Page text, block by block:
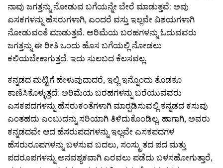
ನಾವು ಜಗತ್ತನ್ನು ನೋಡುವ ಬಗೆಯನ್ನೇ ಬೇರೆ ಮಾಡುತ್ತವೆ: ಅವು
ಎಸಕಗಳನ್ನು ಹೆಸರುಗಳಾಗಿ, ಎಂದರೆ ವಸ್ತು ಇಲ್ಲವೇ ವಿಶಯಗಳಾಗಿ
ನೋಡುವಂತೆ ಮಾಡುತ್ತವೆ. ಅರಿಮೆಯ ಬರಹಗಳನ್ನು ಓದುವವರು
ಜಗತ್ತನ್ನು ಈ ರೀತಿ ಒಂದು ಹೊಸ ಬಗೆಯಲ್ಲಿ ನೋಡಲು
ಕಲಿಯಬೇಕಾಗುತ್ತದೆ. ಇದು ಸುಲಬದ ಕೆಲಸವಲ್ಲ.
ಕನ್ನಡದ ಮಟ್ಟಿಗೆ ಹೇಳುವುದಾದರೆ, ಇಲ್ಲಿ ಇನ್ನೊಂದು ತೊಡಕೂ
ಕಾಣಿಸಿಕೊಳ್ಳುತ್ತದೆ: ಅರಿಮೆಯ ಬರಹಗಳನ್ನು ಬರೆಯುವವರು
ಎಸಕಪದಗಳನ್ನು ಹೆಸರುಕಂತೆಗಳಾಗಿ ಮಾರ‍್ಪಡಿಸುವಲ್ಲಿ ಕನ್ನಡದ ಕಸುವು
ಎಂತಹದು ಎಂಬುದನ್ನು ಸರಿಯಾಗಿ ತಿಳಿದುಕೊಂಡಿಲ್ಲ. ಹಾಗಾಗಿ, ಅವರು
ಕನ್ನಡದವೇ ಆದ ಹೆಸರುಪದಗಳನ್ನು ಇಲ್ಲವೇ ಎಸಕಪದಗಳ
ಹೆಸರುರೂಪಗಳನ್ನು ಬಳಸುವ ಬದಲು, ಸಂಸ್ಕ್ರುತದ ಪದ ಮತ್ತು
ಪದರೂಪಗಳನ್ನು ಅನವಶ್ಯಕವಾಗಿ ಎರವಲು ಪಡೆದು ಬಳಸಹೋಗುತ್ತಾರೆ,